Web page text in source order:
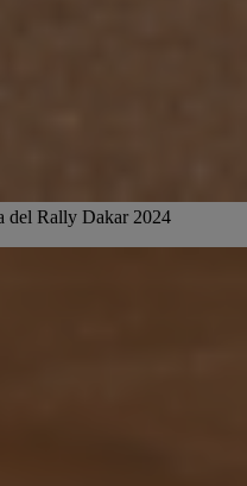
del Rally Dakar 2024